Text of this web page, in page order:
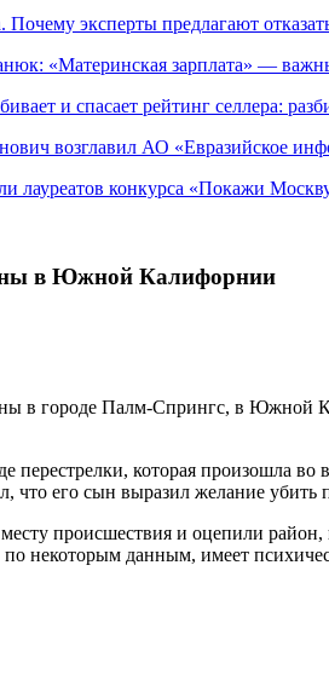
Почему эксперты предлагают
«Материнская зарплата» —
и спасает рейтинг селлера:
возглавил АО «Евразийское
лауреатов конкурса «Покажи
в Южной Калифорнии
в городе Палм-Спрингс, в Южной
перестрелки, которая произошла
что его сын выразил желание
происшествия и оцепили
некоторым данным, имеет